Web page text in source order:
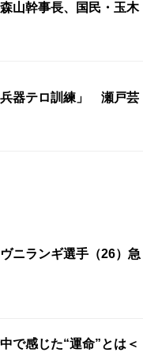
山幹事長、国民・玉木
器テロ訓練」 瀬戸芸
ニランギ選手（26）急
で感じた“運命”とは＜